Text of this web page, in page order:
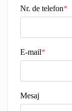
Nr. de telefon*
E-mail*
Mesaj